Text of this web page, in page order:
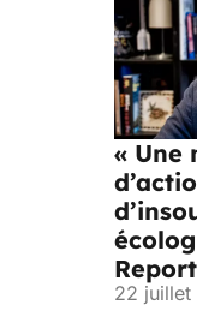
« Une
22 juillet